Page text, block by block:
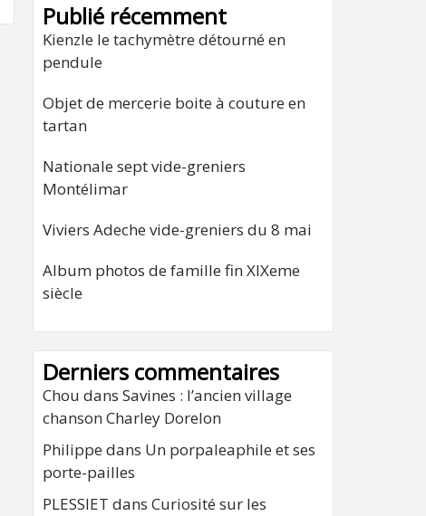
Publié récemment
Kienzle le tachymètre détourné en
pendule
Objet de mercerie boite à couture en
tartan
Nationale sept vide-greniers
Montélimar
Viviers Adeche vide-greniers du 8 mai
Album photos de famille fin XIXeme
siècle
Derniers commentaires
Chou dans Savines : l’ancien village
chanson Charley Dorelon
Philippe dans Un porpaleaphile et ses
porte-pailles
PLESSIET dans Curiosité sur les